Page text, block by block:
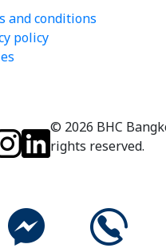
and conditions
policy
© 2026 BHC
rights reserved.